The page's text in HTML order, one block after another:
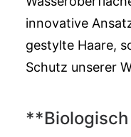
innovative
gestylte Haare,
Schutz unserer